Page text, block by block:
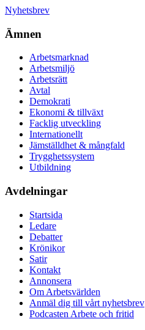
Nyhetsbrev
Ämnen
Arbetsmarknad
Arbetsmiljö
Arbetsrätt
Avtal
Demokrati
Ekonomi & tillväxt
Facklig utveckling
Internationellt
Jämställdhet & mångfald
Trygghetssystem
Utbildning
Avdelningar
Startsida
Ledare
Debatter
Krönikor
Satir
Kontakt
Annonsera
Om Arbetsvärlden
Anmäl dig till vårt nyhetsbrev
Podcasten Arbete och fritid